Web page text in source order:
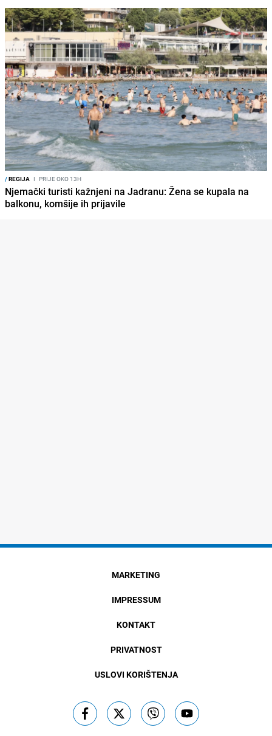
/REGIJA I PRIJE OKO 13H
Njemački turisti kažnjeni na Jadranu: Žena se kupala na
balkonu, komšije ih prijavile
MARKETING
IMPRESSUM
KONTAKT
PRIVATNOST
USLOVI KORIŠTENJA